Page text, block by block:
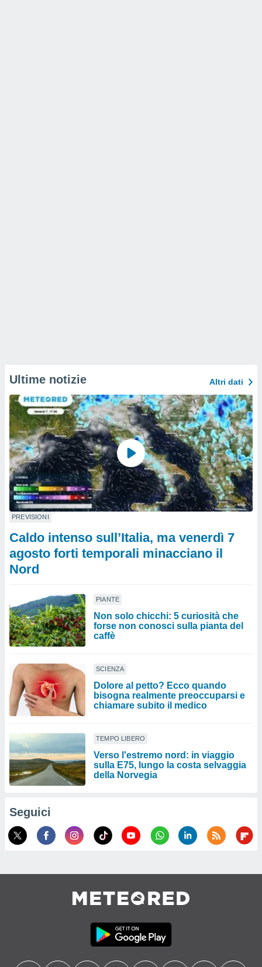
Ultime notizie Altri dati
PREVISIONI
Caldo intenso sull’Italia, ma venerdì 7
agosto forti temporali minacciano il
Nord
PIANTE
Non solo chicchi: 5 curiosità che
forse non conosci sulla pianta del
caffè
SCIENZA
Dolore al petto? Ecco quando
bisogna realmente preoccuparsi e
chiamare subito il medico
TEMPO LIBERO
Verso l'estremo nord: in viaggio
sulla E75, lungo la costa selvaggia
della Norvegia
Seguici